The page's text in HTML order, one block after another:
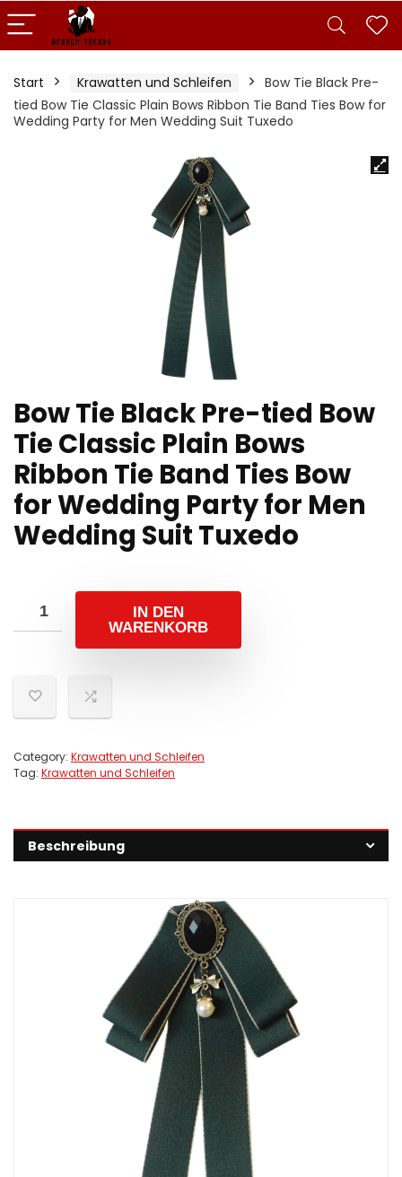
Start Krawatten und Schleifen
Bow Tie Black Pre-
tied Bow Tie Classic Plain Bows Ribbon Tie Band Ties Bow for
Wedding Party for Men Wedding Suit Tuxedo
Bow Tie Black Pre-tied Bow
Tie Classic Plain Bows
Ribbon Tie Band Ties Bow
for Wedding Party for Men
Wedding Suit Tuxedo
IN DEN
WARENKORB
Category: Krawatten und Schleifen
Tag: Krawatten und Schleifen
Beschreibung